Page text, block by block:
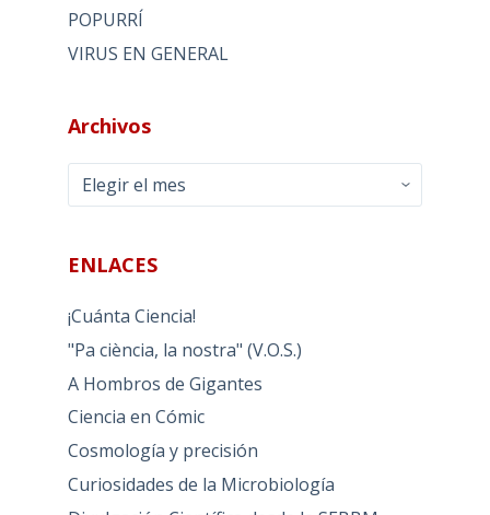
POPURRÍ
VIRUS EN GENERAL
Archivos
Archivos
ENLACES
¡Cuánta Ciencia!
"Pa ciència, la nostra" (V.O.S.)
A Hombros de Gigantes
Ciencia en Cómic
Cosmología y precisión
Curiosidades de la Microbiología